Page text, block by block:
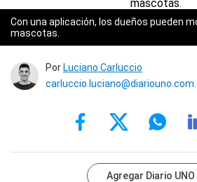
Con una aplicación, los dueños pueden
mascotas.
Por Luciano Carluccio
Agregar Diario UNO